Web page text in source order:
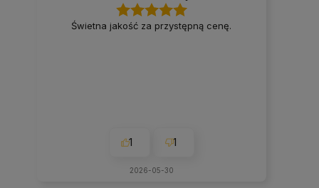
Świetna jakość za przystępną cenę.
1 1
2026-05-30